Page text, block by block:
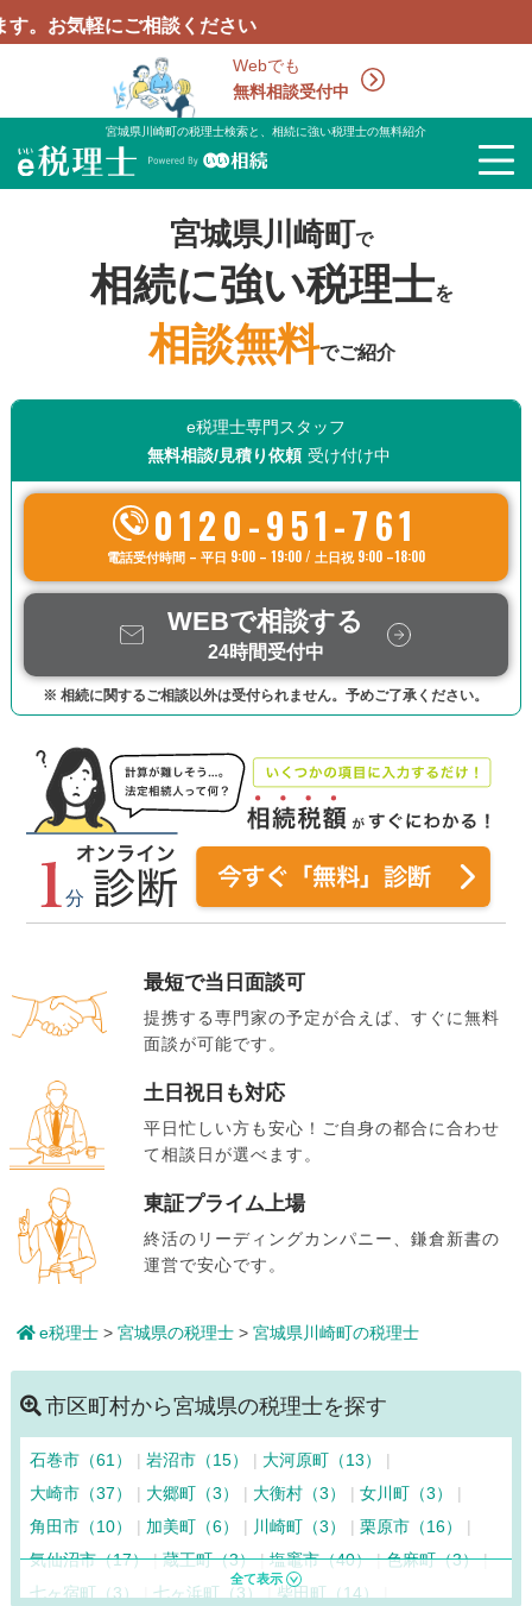
Webでも
無料相談受付中
にご相談ください
宮城県川崎町の税理士検索と、相続に強い税理士の無料紹介
宮城県川崎町で
相続に強い税理士を
相談無料でご紹介
e税理士専門スタッフ
無料相談/見積り依頼 受け付け中
0120-951-761
電話受付時間 – 平日 9:00 – 19:00 / 土日祝 9:00 –18:00
WEBで相談する
24時間受付中
※ 相続に関するご相談以外は受付られません。予めご了承ください。
最短で当日面談可
提携する専門家の予定が合えば、すぐに無料
面談が可能です。
土日祝日も対応
平日忙しい方も安心！ご自身の都合に合わせ
て相談日が選べます。
東証プライム上場
終活のリーディングカンパニー、鎌倉新書の
運営で安心です。
e税理士> 宮城県の税理士> 宮城県川崎町の税理士
市区町村から宮城県の税理士を探す
石巻市（61） 岩沼市（15）
大河原町（13）
大崎市（37）
大郷町（3） 大衡村（3）
女川町（3）
角田市（10）
加美町（6） 川崎町（3）
栗原市（16）
気仙沼市（17） 蔵王町（3） 塩竈市（40） 色麻町（3）
七ヶ宿町（3）
七ヶ浜町（3）
柴田町（14）